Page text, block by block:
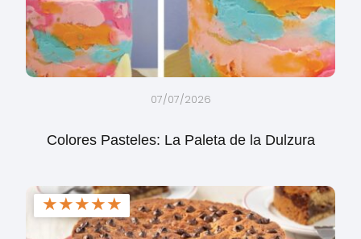
07/07/2026
Colores Pasteles: La Paleta de la Dulzura
★★★★★